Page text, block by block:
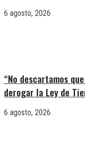
6 agosto, 2026
“No descartamos
derogar la Ley de
6 agosto, 2026